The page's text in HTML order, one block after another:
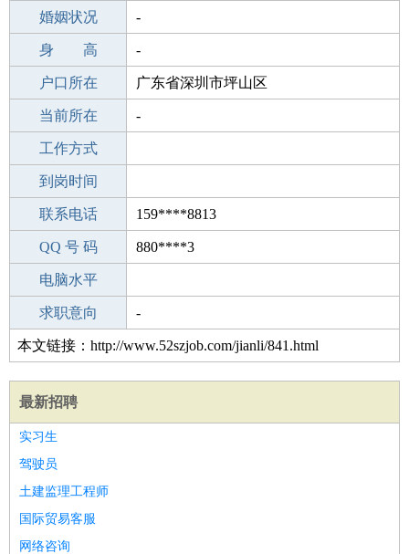
出生年月 1991-10-17
婚姻状况 -
学 历 初中
身 高 -
毕业学校 连云港界圩中学
户口所在 广东省深圳市坪山区
所学专业 -
当前所在 -
工作经验
工作方式
驾 照
到岗时间
期望月薪
联系电话 159****8813
手机号码 159****8813
QQ 号 码 880****3
微信号码
电脑水平
外语水平
求职意向 -
本文链接：http://www.52szjob.com/jianli/841.html
最新招聘
实习生
驾驶员
土建监理工程师
国际贸易客服
网络咨询